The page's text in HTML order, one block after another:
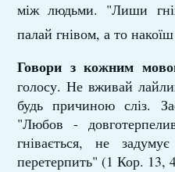
між людьми. "Лиши
палай гнівом, а то
Говори з кожним
голосу. Не вживай
будь причиною сліз.
"Любов -
гнівається, не
перетерпить" (1 Кор. 13,